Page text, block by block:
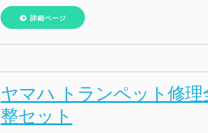
詳細ページ
ヤマハ トランペット修理
整セット